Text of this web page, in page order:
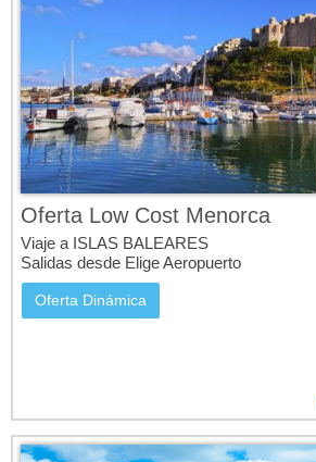
This page didn't load Google Maps
JavaScript console for
Oferta Low Cost Menorca
Viaje a ISLAS BALEARES
Salidas desde Elige Aeropuerto
Oferta Dinámica